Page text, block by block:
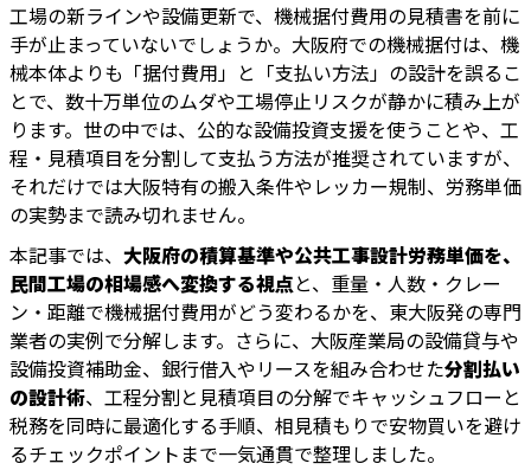
工場の新ラインや設備更新で、機械据付費用の見積書を前に
手が止まっていないでしょうか。大阪府での機械据付は、機
械本体よりも「据付費用」と「支払い方法」の設計を誤るこ
とで、数十万単位のムダや工場停止リスクが静かに積み上が
ります。世の中では、公的な設備投資支援を使うことや、工
程・見積項目を分割して支払う方法が推奨されていますが、
それだけでは大阪特有の搬入条件やレッカー規制、労務単価
の実勢まで読み切れません。
本記事では、 大阪府の積算基準や公共工事設計労務単価を、
民間工場の相場感へ変換する視点と、重量・人数・クレー
ン・距離で機械据付費用がどう変わるかを、東大阪発の専門
業者の実例で分解します。さらに、大阪産業局の設備貸与や
設備投資補助金、銀行借入やリースを組み合わせた分割払い
の設計術、工程分割と見積項目の分解でキャッシュフローと
税務を同時に最適化する手順、相見積もりで安物買いを避け
るチェックポイントまで一気通貫で整理しました。